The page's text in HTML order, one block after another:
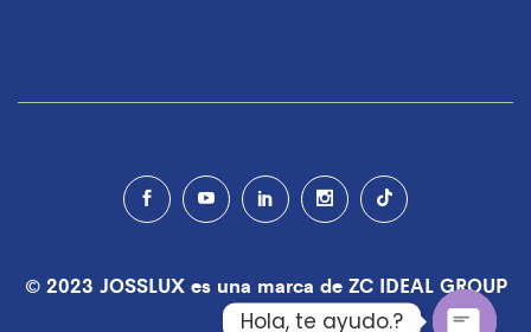
© 2023 JOSSLUX es una marca de ZC IDEAL GROUP
S.A
Hola, te ayudo.?